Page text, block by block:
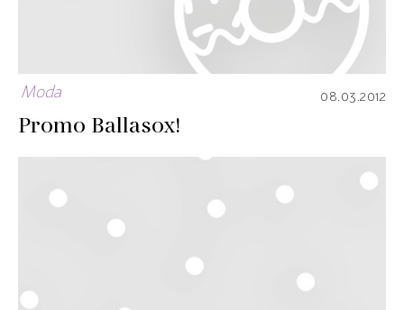
Moda 08.03.2012
Promo Ballasox!